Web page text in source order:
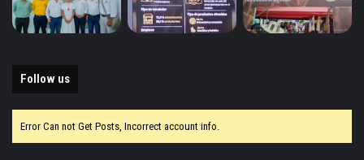
Follow us
Error Can not Get Posts, Incorrect account info.